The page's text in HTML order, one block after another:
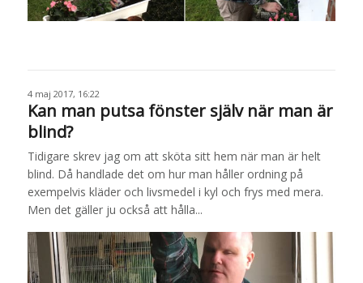
4 maj 2017, 16:22
Kan man putsa fönster själv när man är
blind?
Tidigare skrev jag om att sköta sitt hem när man är helt
blind. Då handlade det om hur man håller ordning på
exempelvis kläder och livsmedel i kyl och frys med mera.
Men det gäller ju också att hålla...